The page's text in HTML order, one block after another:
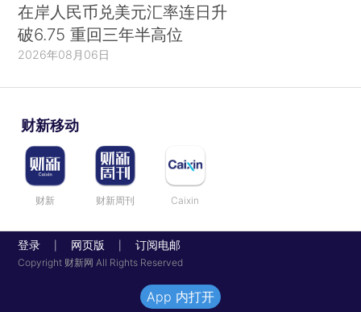
在岸人民币兑美元汇率连日升
破6.75 重回三年半高位
2026年08月06日
财新移动
财新 财新周刊 Caixin
登录 网页版 订阅电邮
Copyright 财新网 All Rights Reserved
App 内打开